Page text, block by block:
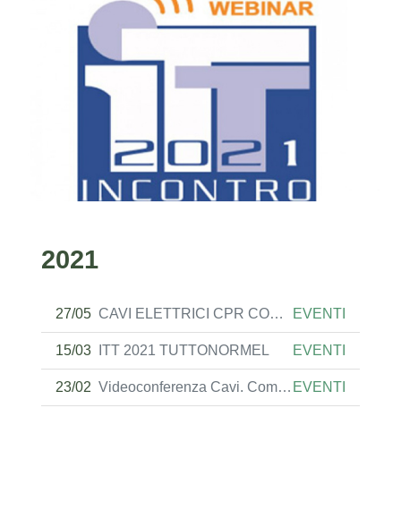
2021
27/05 CAVI ELETTRICI CPR CONSIGLIO NAZIONALE INGEGNARI EVENTI
15/03 ITT 2021 TUTTONORMEL EVENTI
23/02 Videoconferenza Cavi. Come sceglierli e usare EVENTI